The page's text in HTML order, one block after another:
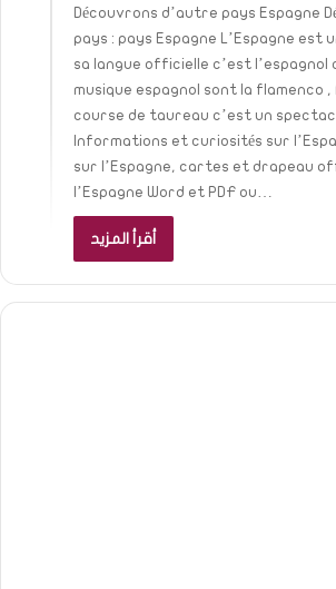
Découvrons d’autre pays Espagne
pays : pays Espagne L’Espagne est
sa langue officielle c’est l’espagnol
musique espagnol sont la flamenco ,
course de taureau c’est un
Informations et curiosités sur
sur l’Espagne, cartes et drapeau
l’Espagne Word et PDF ou…
أقرأ المزيد